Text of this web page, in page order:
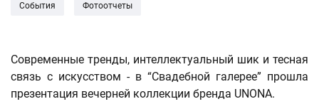
События Фотоотчеты
Современные тренды, интеллектуальный шик и тесная
связь с искусством - в “Свадебной галерее” прошла
презентация вечерней коллекции бренда UNONA.